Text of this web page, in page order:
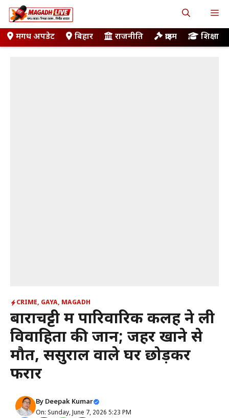
Skip
to
contentमगध अपडेट बिहार राजनीति क्राइम शिक्षा
CRIME, GAYA, MAGADH
बाराचट्टी में पारिवारिक कलह ने ली
विवाहिता की जान; जहर खाने से
मौत, ससुराल वाले घर छोड़कर
फरार
By Deepak Kumar
On: Sunday, June 7, 2026 5:23 PM